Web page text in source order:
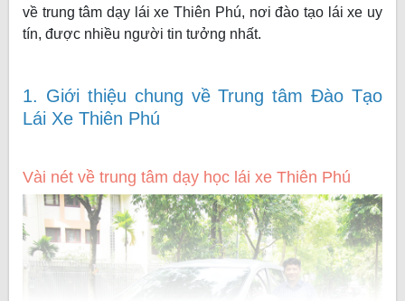
về trung tâm dạy lái xe Thiên Phú, nơi đào tạo lái xe uy
tín, được nhiều người tin tưởng nhất.
1. Giới thiệu chung về Trung tâm Đào Tạo
Lái Xe Thiên Phú
Vài nét về trung tâm dạy học lái xe Thiên Phú